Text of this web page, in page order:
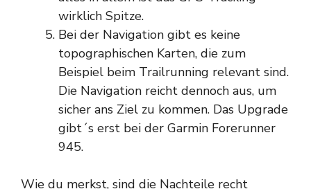
wirklich Spitze.
Bei der Navigation gibt es keine
topographischen Karten, die zum
Beispiel beim Trailrunning relevant sind.
Die Navigation reicht dennoch aus, um
sicher ans Ziel zu kommen. Das Upgrade
gibt´s erst bei der Garmin Forerunner
945.
Wie du merkst, sind die Nachteile recht